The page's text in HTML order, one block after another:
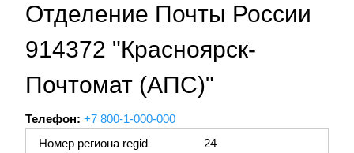
Отделение Почты России
914372 "Красноярск-
Почтомат (АПС)"
Телефон: +7 800-1-000-000
Номер региона regid
24